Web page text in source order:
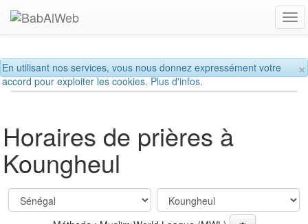
×
En utilisant nos services, vous nous donnez expressément votre
accord pour exploiter les cookies.Plus d'infos.
Horaires de prières à
Koungheul